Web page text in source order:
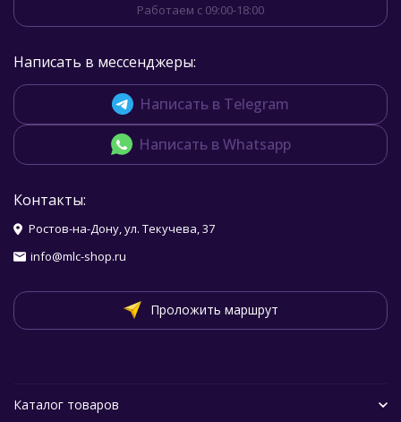
Работаем с 09:00-18:00
Написать в мессенджеры:
Написать в Telegram
Написать в Whatsapp
Контакты:
Ростов-на-Дону, ул. Текучева, 37
info@mlc-shop.ru
Проложить маршрут
Каталог товаров